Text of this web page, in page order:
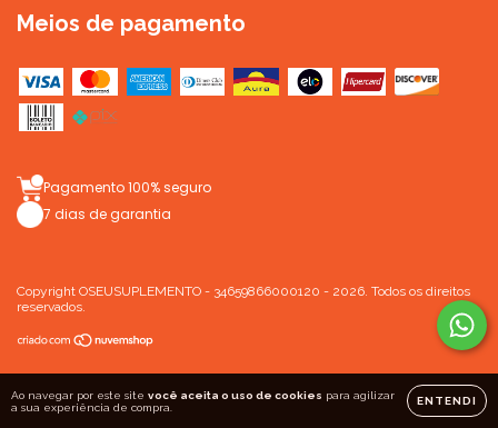
Ao navegar por este site você aceita o uso de cookies para agilizar
a sua experiência de compra.
ENTENDI
Meios de pagamento
Pagamento 100% seguro
7 dias de garantia
Copyright OSEUSUPLEMENTO - 34659866000120 - 2026. Todos os direitos
reservados.